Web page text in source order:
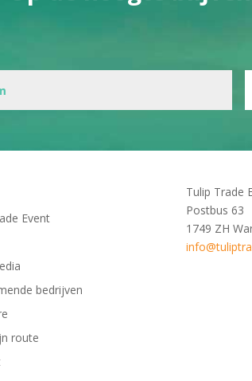
Event
bedrijven
route
Tulip Trade
Postbus 63
1749 ZH